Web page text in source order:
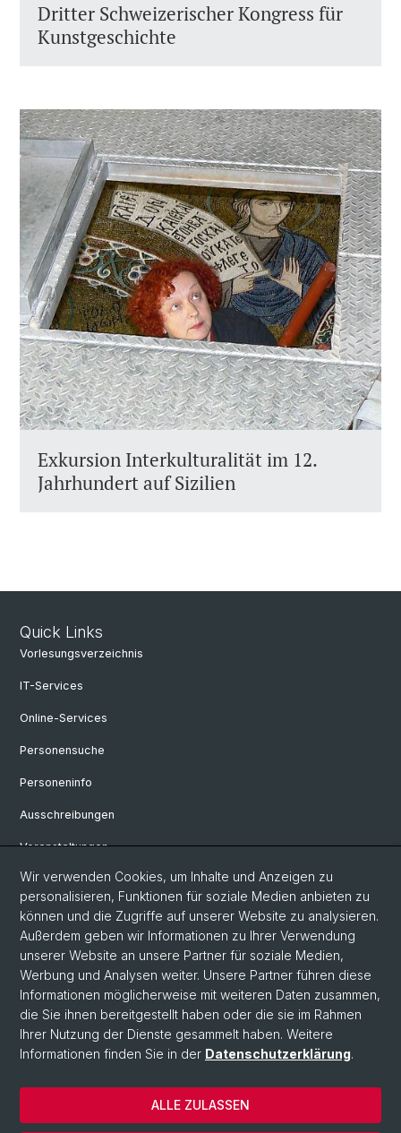
Dritter Schweizerischer Kongress für
Kunstgeschichte
Exkursion Interkulturalität im 12.
Jahrhundert auf Sizilien
Quick Links
Vorlesungsverzeichnis
IT-Services
Online-Services
Personensuche
Personeninfo
Ausschreibungen
Veranstaltungen
eikones - Zentrum für die Theorie und Geschichte des Bildes
Archiv eikones NFS Bildkritik 2005 - 2017
Renaissance Kolloquium
© Universität Basel
Datenschutzerklärung
Philosophisch-Historische Fakultät
Departement Künste, Medien, Philosophie
Wir verwenden Cookies, um Inhalte und Anzeigen zu
personalisieren, Funktionen für soziale Medien anbieten zu
können und die Zugriffe auf unserer Website zu analysieren.
Außerdem geben wir Informationen zu Ihrer Verwendung
unserer Website an unsere Partner für soziale Medien,
Werbung und Analysen weiter. Unsere Partner führen diese
Informationen möglicherweise mit weiteren Daten zusammen,
die Sie ihnen bereitgestellt haben oder die sie im Rahmen
Ihrer Nutzung der Dienste gesammelt haben. Weitere
Informationen finden Sie in der Datenschutzerklärung.
ALLE ZULASSEN